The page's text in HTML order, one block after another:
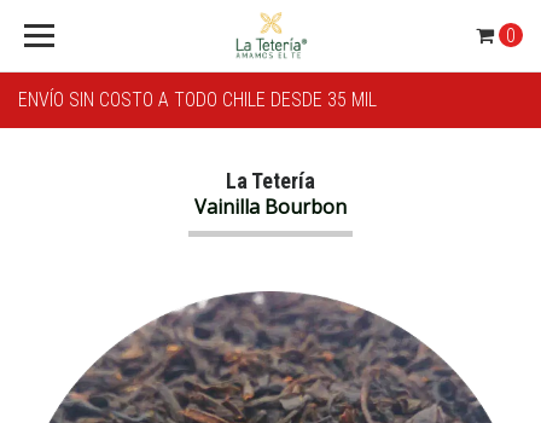
ENVÍO SIN COSTO A TODO CHILE DESDE 35 MIL
0
La Tetería
Vainilla Bourbon